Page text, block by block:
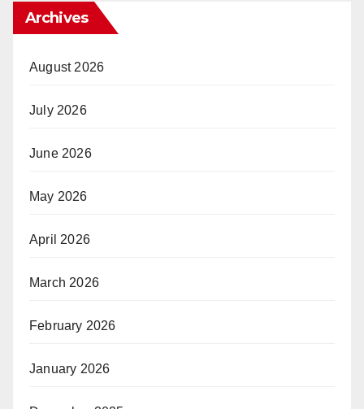
Archives
August 2026
July 2026
June 2026
May 2026
April 2026
March 2026
February 2026
January 2026